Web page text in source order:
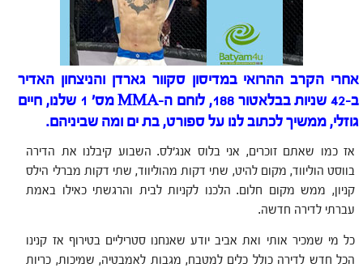
אחרי הקרב ההרואיבמדיסון סקוור גארדן והניצחון האדיר
ב-42 שניות בבלאטור 188,
לוחם ה-MMA מס' 1 שלנו, חיים
גוזלי, ממשיך לכתוב לנו על ספורט, בת ים ומה שביניהם.
אז כמו שאתם זוכרים, אני בלוס אנג'לס. השבוע קיבלנו את הדירה
בווסט הוליווד, מקום להיט, שתי דקות מהוליווד, שתי דקות מברלי הילס
קניון, ממש מקום חלום. הלכנו לקניות לבית והרגשתי כאילו באמת
עברתי לדירה חדשה.
כל מי שמכיר אותי ואת אביב יודע שאנחנו סטריליים בטירוף אז קנינו
הכל חדש לדירה כולל כלים למטבח, מגבות לאמבטיה, שמיכות, כריות